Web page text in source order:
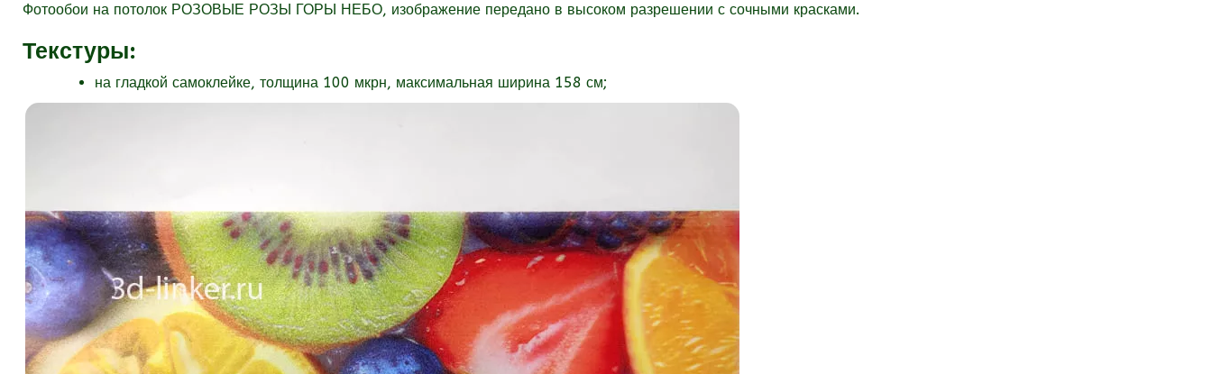
Фотообои на потолок РОЗОВЫЕ РОЗЫ ГОРЫ НЕБО, изображение передано в высоком разрешении с сочными красками.
Текстуры:
на гладкой самоклейке, толщина 100 мкрн, максимальная ширина 158 см;